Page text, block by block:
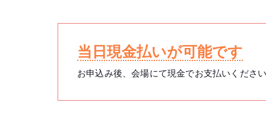
当日現金払いが可能です
お申込み後、会場にて現金でお支払いくださ